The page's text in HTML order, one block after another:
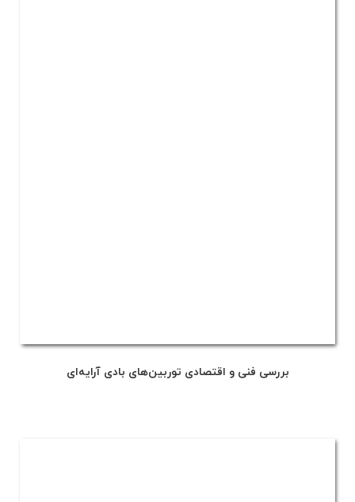
بررسی فنی و اقتصادی توربین‌های بادی آرایه‌ای